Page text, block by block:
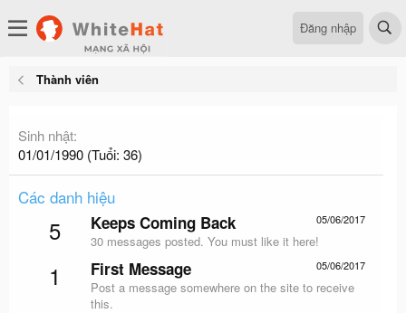
Đăng nhập
Thành viên
Sinh nhật
01/01/1990 (Tuổi: 36)
Các danh hiệu
5 05/06/2017
Keeps Coming Back
30 messages posted. You must like it here!
1 05/06/2017
First Message
Post a message somewhere on the site to receive
this.